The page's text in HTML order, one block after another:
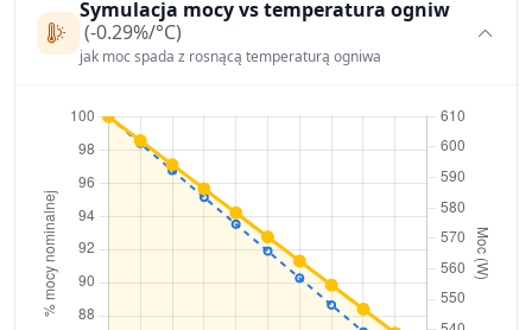
Symulacja mocy vs temperatura ogniw
(-0.29%/°C)
jak moc spada z rosnącą temperaturą ogniwa